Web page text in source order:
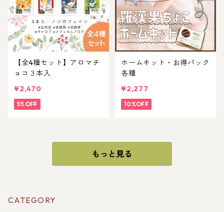
【全4種セット】アロマチ
ョコ３本入
¥2,470
5%OFF
ホームキット・お得パック
各種
¥2,277
10%OFF
もっと見る
CATEGORY